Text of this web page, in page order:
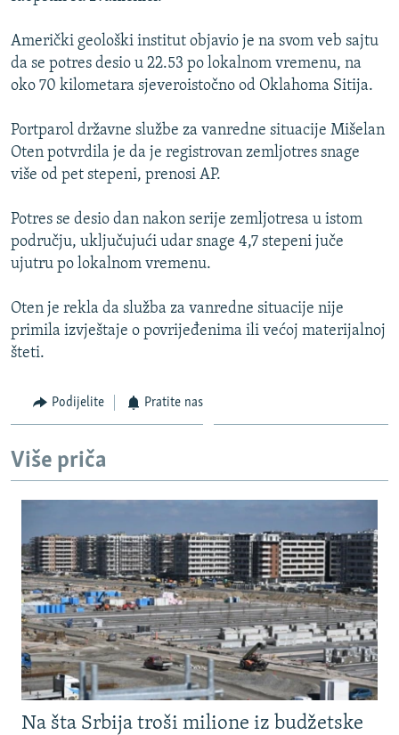
ISPRIČAJ MI
DNEVNO@RSE
SPECIJALI RSE
VIŠE OD NASLOVA
GENOCID U SREBRENICI
POPLAVE I KLIZIŠTA U BIH 2024.
TV LIBERTY
MOJA EVROPA
TRI DECENIJE OD RATA U BIH
NASTANAK I RASPAD JUGOSLAVIJE
PRATITE NAS
Sve RFE/RL stranice
Američki geološki institut objavio je na svom veb sajtu
da se potres desio u 22.53 po lokalnom vremenu, na
oko 70 kilometara sjeveroistočno od Oklahoma Sitija.
Portparol državne službe za vanredne situacije Mišelan
Oten potvrdila je da je registrovan zemljotres snage
više od pet stepeni, prenosi AP.
Potres se desio dan nakon serije zemljotresa u istom
području, uključujući udar snage 4,7 stepeni juče
ujutru po lokalnom vremenu.
Oten je rekla da služba za vanredne situacije nije
primila izvještaje o povrijeđenima ili većoj materijalnoj
šteti.
Podijelite Pratite nas
Više priča
Na šta Srbija troši milione iz budžetske